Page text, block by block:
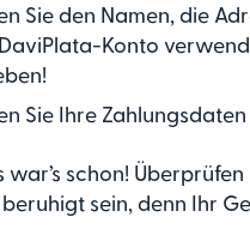
Sie den Namen, die
Konto
Sie Ihre Zahlungsdaten
war’s schon!
sein, denn Ihr